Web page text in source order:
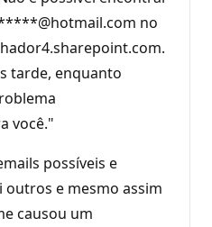
no
tarde, enquanto
você."
possíveis e
outros e mesmo assim
causou um